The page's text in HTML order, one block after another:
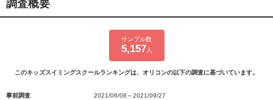
調査概要
サンプル数
5,157 人
このキッズスイミングスクールランキングは、オリコンの以下の調査に基づいています。
事前調査
2021/06/08～2021/09/27